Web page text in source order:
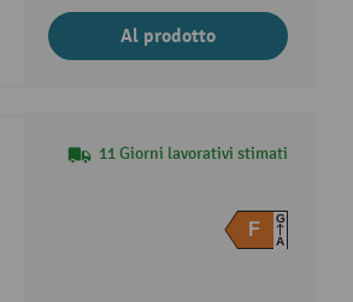
Al prodotto
11 Giorni lavorativi stimati
F
G
A